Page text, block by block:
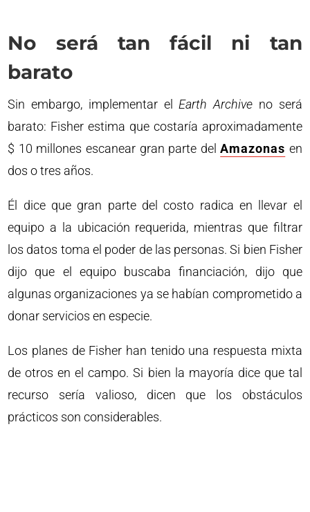
No será tan fácil ni tan
barato
Sin embargo, implementar el Earth Archive no será
barato: Fisher estima que costaría aproximadamente
$ 10 millones escanear gran parte delAmazonas en
dos o tres años.
Él dice que gran parte del costo radica en llevar el
equipo a la ubicación requerida, mientras que filtrar
los datos toma el poder de las personas. Si bien Fisher
dijo que el equipo buscaba financiación, dijo que
algunas organizaciones ya se habían comprometido a
donar servicios en especie.
Los planes de Fisher han tenido una respuesta mixta
de otros en el campo. Si bien la mayoría dice que tal
recurso sería valioso, dicen que los obstáculos
prácticos son considerables.